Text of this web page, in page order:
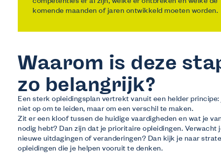
competenties er al zijn, welke er ontbreken en welke de
komende maanden of jaren ontwikkeld moeten worden.
Waarom is deze
zo belangrijk?
Een sterk opleidingsplan vertrekt vanuit een helder principe:
niet op om te leiden, maar om een verschil te maken.
Zit er een kloof tussen de huidige vaardigheden en wat je
nodig hebt? Dan zijn dat je prioritaire opleidingen. Verwacht
nieuwe uitdagingen of veranderingen? Dan kijk je naar
opleidingen die je helpen vooruit te denken.